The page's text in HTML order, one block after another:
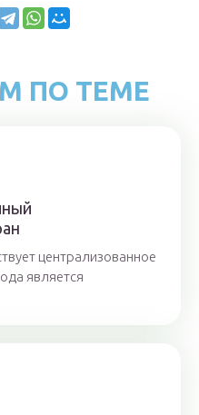
ПО ТЕМЕ
централизованное
является